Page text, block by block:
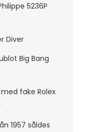
5236P
Diver
Big Bang
fake Rolex
1957 såldes